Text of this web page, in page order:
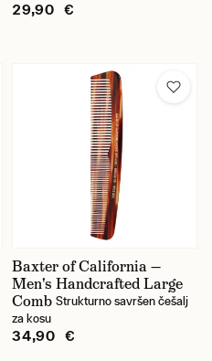
29,90 €
Baxter of California —
Men's Handcrafted Large
Comb Strukturno savršen češalj
za kosu
34,90 €